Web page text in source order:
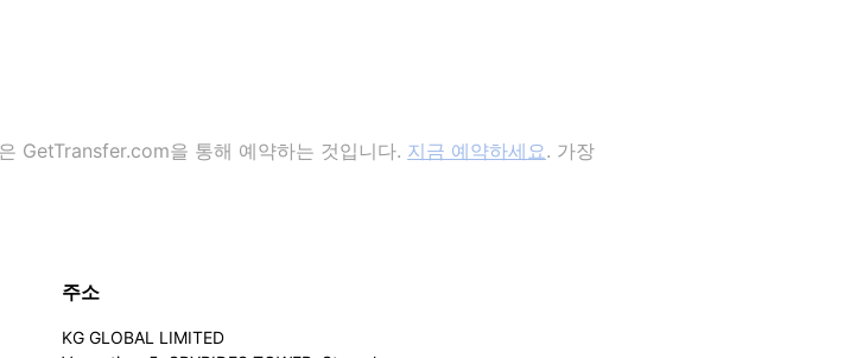
GetTransfer.com을 통해 예약하는 것입니다. 지금 예약하세요. 가장
주소
KG GLOBAL LIMITED